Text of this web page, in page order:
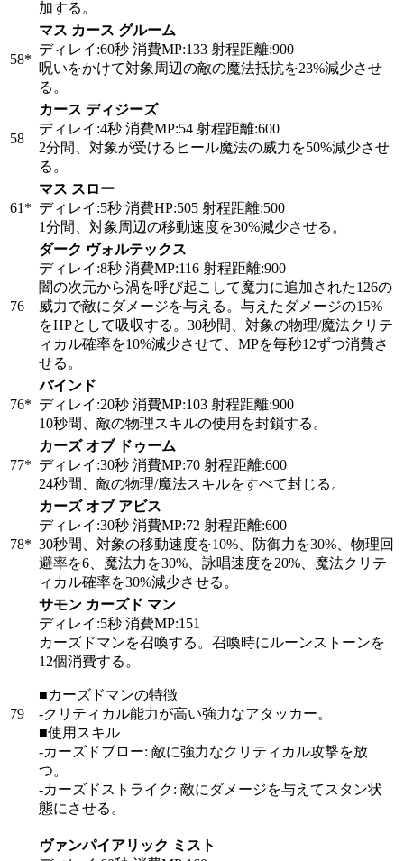
加する。
58*
マス カース グルーム
ディレイ:60秒 消費MP:133 射程距離:900
呪いをかけて対象周辺の敵の魔法抵抗を23%減少させ
る。
58
カース ディジーズ
ディレイ:4秒 消費MP:54 射程距離:600
2分間、対象が受けるヒール魔法の威力を50%減少させ
る。
61 *
マス スロー
ディレイ:5秒 消費HP:505 射程距離:500
1分間、対象周辺の移動速度を30%減少させる。
76
ダーク ヴォルテックス
ディレイ:8秒 消費MP:116 射程距離:900
闇の次元から渦を呼び起こして魔力に追加された126の
威力で敵にダメージを与える。与えたダメージの15%
をHPとして吸収する。30秒間、対象の物理/魔法クリテ
ィカル確率を10%減少させて、MPを毎秒12ずつ消費さ
せる。
76*
バインド
ディレイ:20秒 消費MP:103 射程距離:900
10秒間、敵の物理スキルの使用を封鎖する。
77*
カーズ オブ ドゥーム
ディレイ:30秒 消費MP:70 射程距離:600
24秒間、敵の物理/魔法スキルをすべて封じる。
78*
カーズ オブ アビス
ディレイ:30秒 消費MP:72 射程距離:600
30秒間、対象の移動速度を10%、防御力を30%、物理回
避率を6、魔法力を30%、詠唱速度を20%、魔法クリテ
ィカル確率を30%減少させる。
79
サモン カーズド マン
ディレイ:5秒 消費MP:151
カーズドマンを召喚する。召喚時にルーンストーンを
12個消費する。
■カーズドマンの特徴
-クリティカル能力が高い強力なアタッカー。
■使用スキル
-カーズドブロー: 敵に強力なクリティカル攻撃を放
つ。
-カーズドストライク: 敵にダメージを与えてスタン状
態にさせる。
ヴァンパイアリック ミスト